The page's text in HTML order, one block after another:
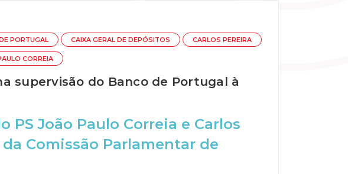
PORTUGAL CAIXA GERAL DE DEPÓSITOS CARLOS PEREIRA
CORREIA
supervisão do Banco de Portugal à
João Paulo Correia e Carlos
Comissão Parlamentar de